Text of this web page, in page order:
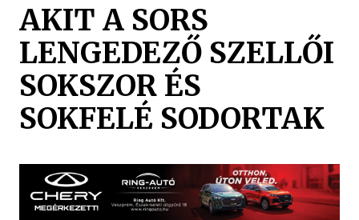
AKIT A SORS
LENGEDEZŐ SZELLŐI
SOKSZOR ÉS
SOKFELÉ SODORTAK